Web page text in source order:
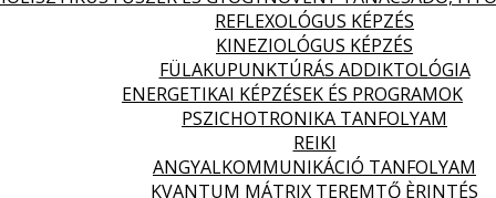
REFLEXOLÓGUS KÉPZÉS
KINEZIOLÓGUS KÉPZÉS
FÜLAKUPUNKTÚRÁS ADDIKTOLÓGIA
ENERGETIKAI KÉPZÉSEK ÉS PROGRAMOK
PSZICHOTRONIKA TANFOLYAM
REIKI
ANGYALKOMMUNIKÁCIÓ TANFOLYAM
KVANTUM MÁTRIX TEREMTŐ ÈRINTÉS